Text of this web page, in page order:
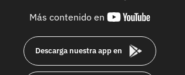
Más contenido en
youtube-
Descarga nuestra app en